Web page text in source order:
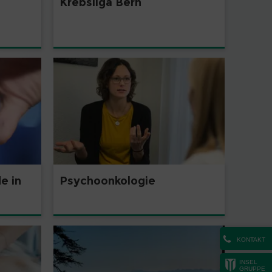
KONTAKT
INSEL
GRUPPE
in Psychoonkologie